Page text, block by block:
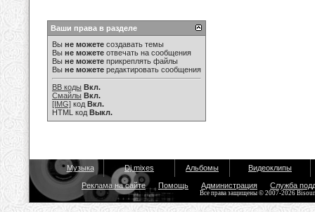
Ваши права в разделе
Вы не можете создавать темы
Вы не можете отвечать на сообщения
Вы не можете прикреплять файлы
Вы не можете редактировать сообщения
BB коды Вкл.
Смайлы Вкл.
[IMG] код Вкл.
HTML код Выкл.
Музыка Dj mixes Альбомы Видеоклипы
Реклама на сайте Помощь Администрация Служба
Все права защищены © 2007-2026